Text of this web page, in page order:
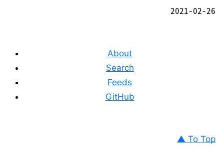
2021-02-26
About
Search
Feeds
GitHub
▲ To Top